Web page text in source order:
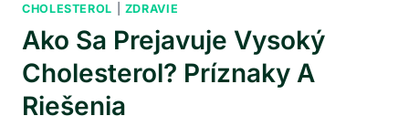
CHOLESTEROL ZDRAVIE
Ako Sa Prejavuje Vysoký
Cholesterol? Príznaky A
Riešenia